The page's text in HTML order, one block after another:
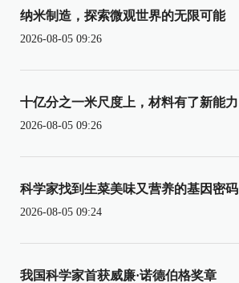
纳米制造，探索微观世界的无限可能
2026-08-05 09:26
十亿分之一米尺度上，材料有了新能力
2026-08-05 09:26
科学家找到生菜美味又营养的基因密码
2026-08-05 09:24
我国科学家首获威廉·诺德伯格奖章